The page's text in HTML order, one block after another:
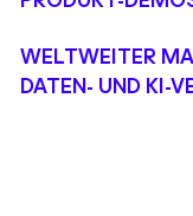
WELTWEITER
DATEN- UND KI-